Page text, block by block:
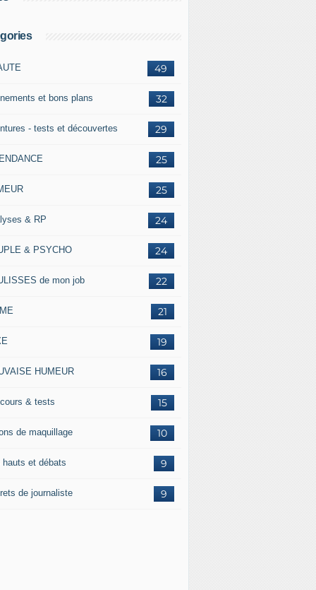
49
32
et bons plans
29
- tests et découvertes
25
25
24
& RP
24
& PSYCHO
22
de mon job
21
19
16
HUMEUR
15
& tests
10
de maquillage
9
hauts et débats
9
de journaliste